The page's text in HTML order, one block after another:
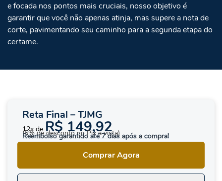
e focada nos pontos mais cruciais, nosso objetivo é
garantir que você não apenas atinja, mas supere a nota de
corte, pavimentando seu caminho para a segunda etapa do
certame.
Reta Final – TJMG
12x de R$ 149,92
(5% de desconto no Pix à vista)
Reembolso garantido até 7 dias após a compra!
Comprar Agora